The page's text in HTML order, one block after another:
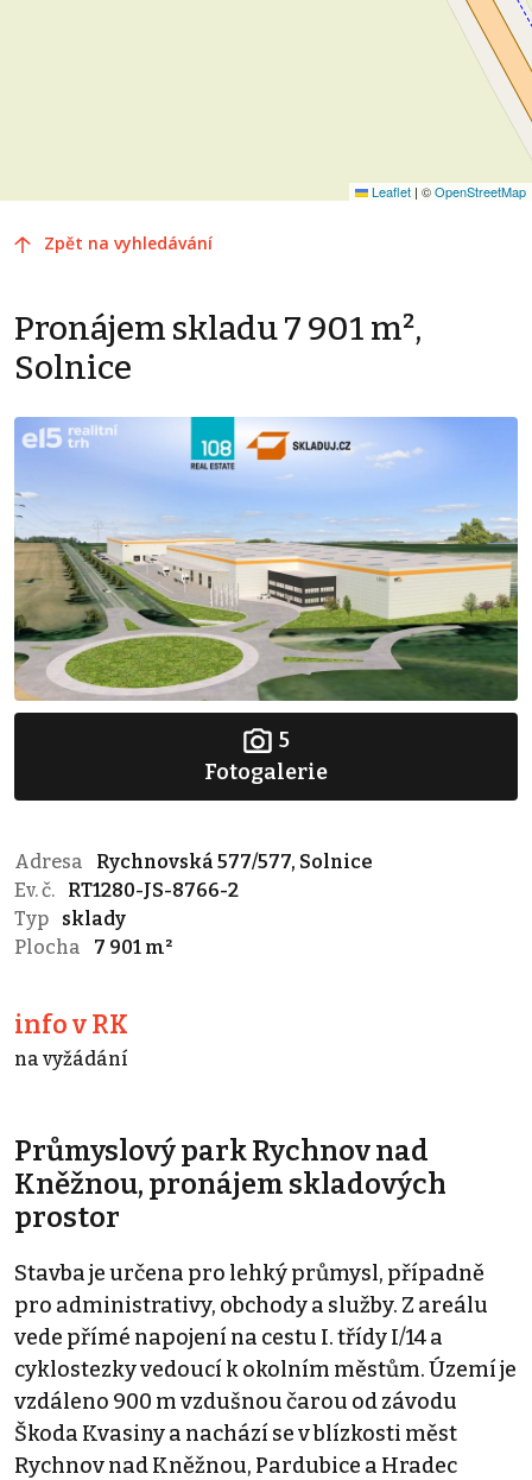
Leaflet | ©OpenStreetMap
Zpět na vyhledávání
Pronájem skladu 7 901 m²,
Solnice
5
Fotogalerie
Adresa
Rychnovská 577/577, Solnice
Ev. č.
RT1280-JS-8766-2
Typ
sklady
Plocha
7 901 m²
info v RK
na vyžádání
Průmyslový park Rychnov nad
Kněžnou, pronájem skladových
prostor
Stavba je určena pro lehký průmysl, případně
pro administrativy, obchody a služby. Z areálu
vede přímé napojení na cestu I. třídy I/14 a
cyklostezky vedoucí k okolním městům. Území je
vzdáleno 900 m vzdušnou čarou od závodu
Škoda Kvasiny a nachází se v blízkosti měst
Rychnov nad Kněžnou, Pardubice a Hradec